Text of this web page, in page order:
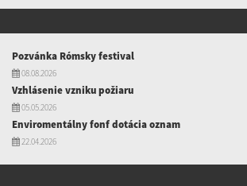
Pozvánka Rómsky festival
08.08.2026
Vzhlásenie vzniku požiaru
05.05.2026
Enviromentálny fonf dotácia oznam
22.04.2026